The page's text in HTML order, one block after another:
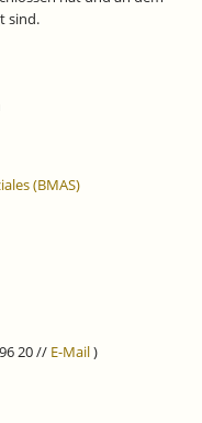
sind.
(BMAS)
20 // E-Mail)